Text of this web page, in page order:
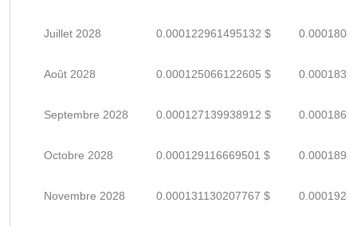
Juillet 2028 0.000122961495132 $
Août 2028 0.000125066122605 $
Septembre 2028 0.000127139938912 $
Octobre 2028 0.000129116669501 $
Novembre 2028 0.000131130207767 $